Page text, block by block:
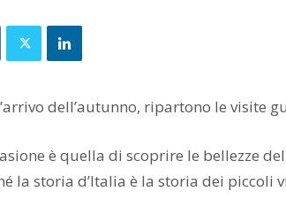
dell’autunno, ripartono le visite
è quella di scoprire le bellezze
la storia d’Italia è la storia dei piccoli